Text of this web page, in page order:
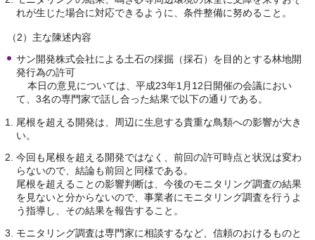
れが生じた場合に対応できるように、条件整備に努めること。
（2）主な陳述内容
サン開発株式会社による土石の採掘（採石）を目的とする林地開
発行為の許可
本日の意見については、平成23年1月12日開催の会議におい
て、3名の専門家で話し合った結果で以下の通りである。
尾根を超える開発は、周辺に生息する貴重な鳥類への影響が大き
い。
今回も尾根を超える開発ではなく、前回の許可時点と状況は変わ
らないので、結論も前回と同様である。
尾根を超えることの影響判断は、今後のモニタリング調査の結果
を見ないと分からないので、事業者にモニタリング調査を行うよ
う指導し、その結果を報告すること。
モニタリング調査は専門家に相談するなど、信頼のおけるものと